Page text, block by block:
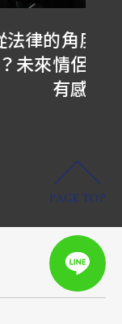
」在哪
可以保
PAGE TOP